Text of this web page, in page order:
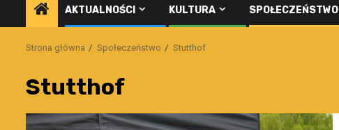
AKTUALNOŚCI KULTURA SPOŁECZEŃSTWO
Strona główna Społeczeństwo Stutthof
Stutthof